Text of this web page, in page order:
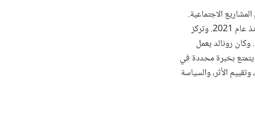
الاجتماعية.
وفي البنك الدولي، يقوم رونالد بتنسيق حافظة مشروعات الرعاية الصحية في لبنان منذ عام 2021. وتركز
وكان رونالد يعمل
يتمتع بخبرة محددة في
الأثر، والسياسة